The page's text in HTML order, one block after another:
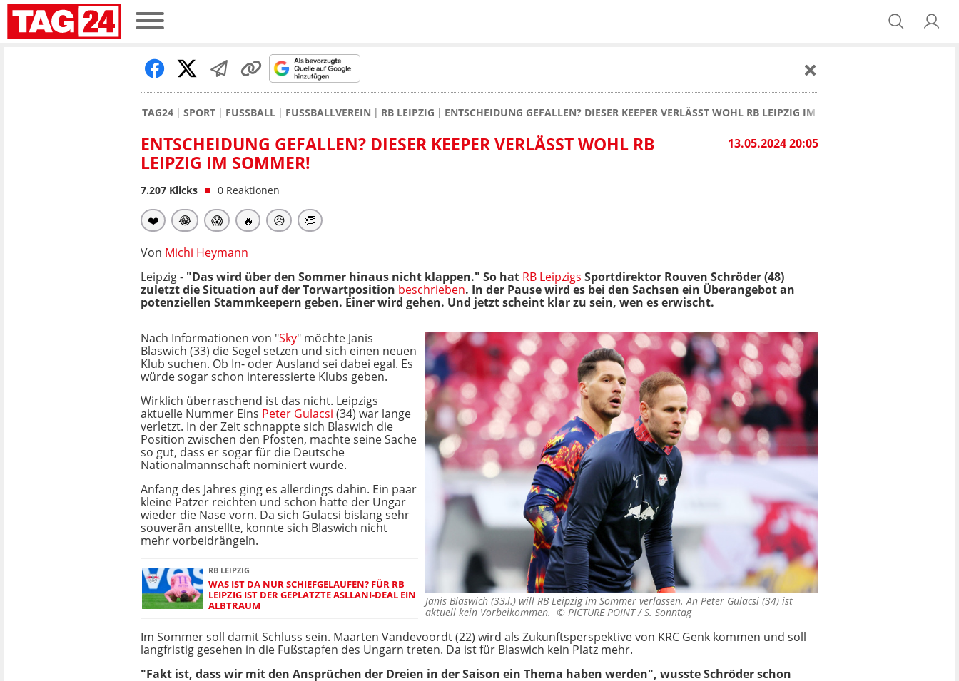
TAG24 SPORT FUSSBALL FUSSBALLVEREIN RB LEIPZIG ENTSCHEIDUNG GEFALLEN? DIESER KEEPER VERLÄSST WOHL RB LEIPZIG IM SOMMER!
13.05.2024 20:05
ENTSCHEIDUNG GEFALLEN? DIESER KEEPER VERLÄSST WOHL RB
LEIPZIG IM SOMMER!
7.207 Klicks 0 Reaktionen
❤️ 😂 😱 🔥 😥 👏
Von Michi Heymann
Leipzig - "Das wird über den Sommer hinaus nicht klappen." So hat RB Leipzigs Sportdirektor Rouven Schröder (48)
zuletzt die Situation auf der Torwartposition beschrieben. In der Pause wird es bei den Sachsen ein Überangebot an
potenziellen Stammkeepern geben. Einer wird gehen. Und jetzt scheint klar zu sein, wen es erwischt.
Janis Blaswich (33,l.) will RB Leipzig im Sommer verlassen. An Peter Gulacsi (34) ist
aktuell kein Vorbeikommen. © PICTURE POINT / S. Sonntag
Nach Informationen von "Sky" möchte Janis
Blaswich (33) die Segel setzen und sich einen neuen
Klub suchen. Ob In- oder Ausland sei dabei egal. Es
würde sogar schon interessierte Klubs geben.
Wirklich überraschend ist das nicht. Leipzigs
aktuelle Nummer Eins Peter Gulacsi (34) war lange
verletzt. In der Zeit schnappte sich Blaswich die
Position zwischen den Pfosten, machte seine Sache
so gut, dass er sogar für die Deutsche
Nationalmannschaft nominiert wurde.
Anfang des Jahres ging es allerdings dahin. Ein paar
kleine Patzer reichten und schon hatte der Ungar
wieder die Nase vorn. Da sich Gulacsi bislang sehr
souverän anstellte, konnte sich Blaswich nicht
mehr vorbeidrängeln.
RB LEIPZIG
WAS IST DA NUR SCHIEFGELAUFEN? FÜR RB
LEIPZIG IST DER GEPLATZTE ASLLANI-DEAL EIN
ALBTRAUM
Im Sommer soll damit Schluss sein. Maarten Vandevoordt (22) wird als Zukunftsperspektive von KRC Genk kommen und soll
langfristig gesehen in die Fußstapfen des Ungarn treten. Da ist für Blaswich kein Platz mehr.
"Fakt ist, dass wir mit den Ansprüchen der Dreien in der Saison ein Thema haben werden", wusste Schröder schon